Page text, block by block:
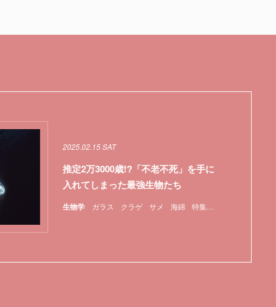
生物学 ガラス クラゲ サメ 海綿 特集
2025.02.15 SAT
推定2万3000歳!?「不老不死」を手に
入れてしまった最強生物たち